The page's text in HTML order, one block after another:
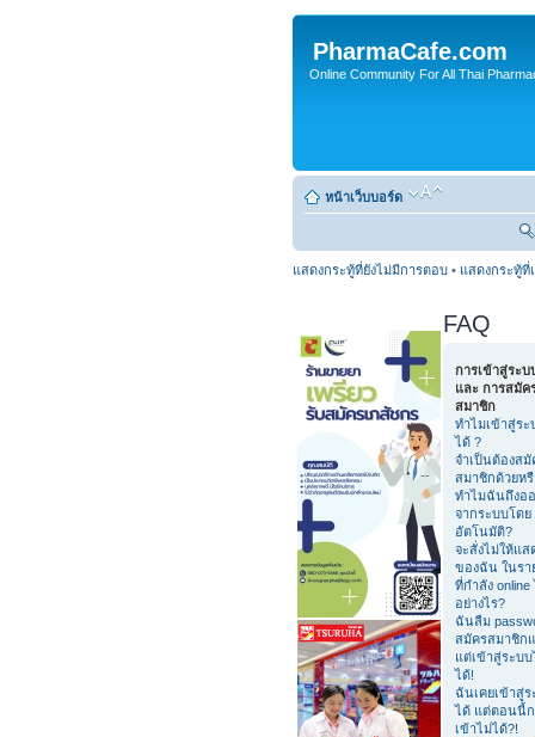
PharmaCafe.com
Online Community For All Thai
หน้าเว็บบอร์ด
แสดงกระทู้ที่ยังไม่มีการตอบ • แสดงกระทู้ที่
FAQ
การเข้าสู่ระบ
และ การสมัค
สมาชิก
ทำไมเข้าสู่ระ
ได้ ?
จำเป็นต้องสมั
สมาชิกด้วยห
ทำไมฉันถึงอ
จากระบบโดย
อัตโนมัติ?
จะสั่งไม่ให้แส
ของฉัน ในรา
ที่กำลัง online
อย่างไร?
ฉันลืม
สมัครสมาชิก
แต่เข้าสู่ระบบ
ได้!
ฉันเคยเข้าสู่ร
ได้ แต่ตอนนี้
เข้าไม่ได้?!